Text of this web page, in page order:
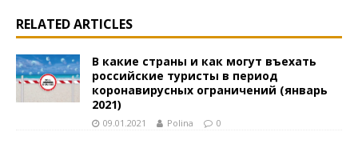
RELATED ARTICLES
В какие страны и как могут въехать
российские туристы в период
коронавирусных ограничений (январь
2021)
09.01.2021 Polina 0